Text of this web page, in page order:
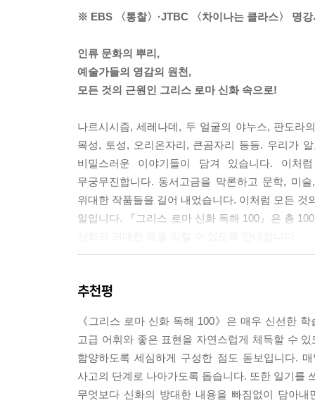
※ EBS 〈통찰〉·JTBC 〈차이나는 클라스〉 명
인류 문화의 뿌리,
예술가들의 영감의 원천,
모든 것의 근원인 그리스 로마 신화 속으로!
나르시시즘, 세레나데, 두 얼굴의 야누스, 판도라
목성, 토성, 오리온자리, 큰곰자리 등등. 우리가
비밀스러운 이야기들이 담겨 있습니다. 이
무궁무진합니다. 동서고금을 막론하고 문학, 미
위대한 작품들을 길어 내었습니다. 이처럼 모든
일입니다. 『그리스 로마 신화 독해 100』은 총
그리스 로마 신화의 인물과 배경지식 쏙쏙
『그리스 로마 신화 독해 100』은 6권으로 구성
편의 신화 이야기를 읽으며 인문·교양 지식을 쌓
하브루타 문제를 통해 다양한 관점에서 토론하
추천평
《그리스 로마 신화 독해 100》은 매우 신선한
고급 어휘와 좋은 표현을 자연스럽게 체득할 수
함양하도록 세심하게 구성한 점도 돋보입니다.
사고의 단계로 나아가도록 돕습니다. 또한 일기를
무엇보다 신화의 방대한 내용을 빠짐없이 담아